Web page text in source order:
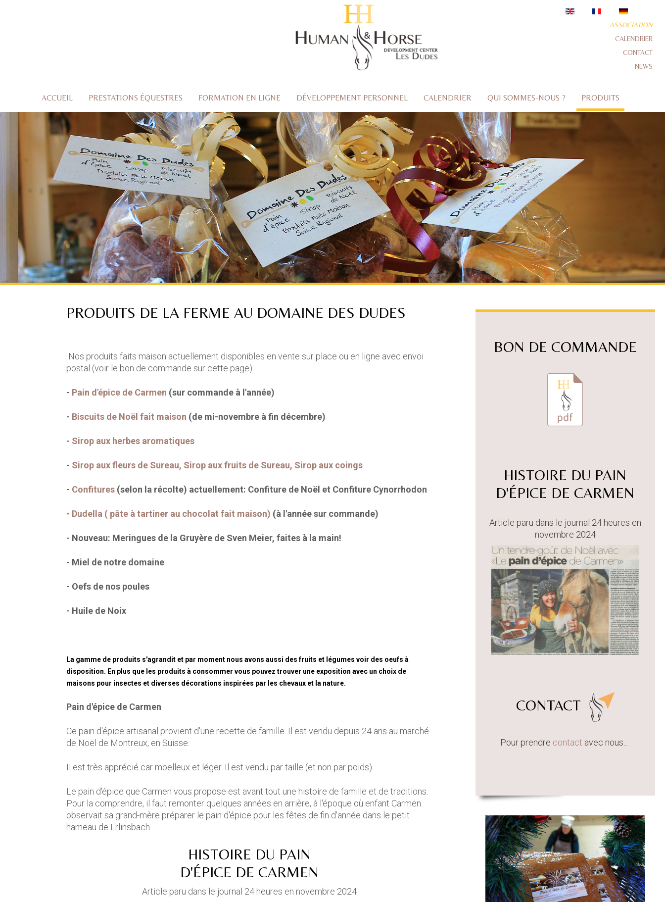
ASSOCIATION
CALENDRIER
CONTACT
NEWS
ACCUEIL PRESTATIONS ÉQUESTRES FORMATION EN LIGNE DÉVELOPPEMENT PERSONNEL CALENDRIER QUI SOMMES-NOUS ? PRODUITS
PRODUITS DE LA FERME AU DOMAINE DES DUDES
Nos produits faits maison actuellement disponibles en vente sur place ou en ligne avec envoi
postal (voir le bon de commande sur cette page):
- Pain d'épice de Carmen (sur commande à l'année)
- Biscuits de Noël fait maison (de mi-novembre à fin décembre)
- Sirop aux herbes aromatiques
- Sirop aux fleurs de Sureau, Sirop aux fruits de Sureau, Sirop aux coings
- Confitures (selon la récolte) actuellement: Confiture de Noël et Confiture Cynorrhodon
- Dudella ( pâte à tartiner au chocolat fait maison) (à l'année sur commande)
- Nouveau: Meringues de la Gruyère de Sven Meier, faites à la main!
- Miel de notre domaine
- Oefs de nos poules
- Huile de Noix
La gamme de produits s'agrandit et par moment nous avons aussi des fruits et légumes voir des oeufs à
disposition. En plus que les produits à consommer vous pouvez trouver une exposition avec un choix de
maisons pour insectes et diverses décorations inspirées par les chevaux et la nature.
Pain d'épice de Carmen
Ce pain d'épice artisanal provient d'une recette de famille. Il est vendu depuis 24 ans au marché
de Noël de Montreux, en Suisse.
Il est très apprécié car moelleux et léger. Il est vendu par taille (et non par poids).
Le pain d'épice que Carmen vous propose est avant tout une histoire de famille et de traditions.
Pour la comprendre, il faut remonter quelques années en arrière, à l'époque où enfant Carmen
observait sa grand-mère préparer le pain d'épice pour les fêtes de fin d'année dans le petit
hameau de Erlinsbach.
HISTOIRE DU PAIN
D'ÉPICE DE CARMEN
Article paru dans le journal 24 heures en novembre 2024
BON DE COMMANDE
HISTOIRE DU PAIN
D'ÉPICE DE CARMEN
Article paru dans le journal 24 heures en
novembre 2024
CONTACT
Pour prendre contact avec nous...